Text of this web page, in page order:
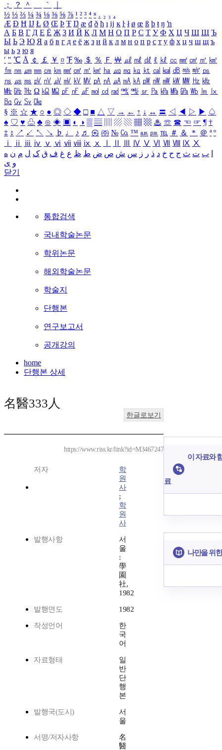
；
？ ＾ ｀
½ ⅓ ⅔ ¼ ¾ ⅛ ⅜ ⅝ ⅞ ¹ ² ³ ⁴ ⁿ ₁ ₂ ₃ ₄
Æ Ð Ħ Ĳ Ł Ø Œ Þ Ŧ Ŋ æ đ ð ħ ı ĳ ĸ ŀ ł ø œ ß þ ŧ ŋ ŉ
А Б В Г Д Е Ё Ж З И Й К Л М Н О П Р С Т У Ф Х Ц Ч Ш Щ Ъ
Ы Ь Э Ю Я а б в г д е ё ж з и й к л м н о п р с т у ф х ц ч ш щ ъ
ы ь э ю я
′ ″ ℃ Å ￠ ￡ ￥ ¤ ℉ ‰ ＄ ％ Ｆ ￦ ㎕ ㎖ ㎗ ℓ ㎘ ㏄ ㎣ ㎤ ㎥ ㎦
㎙ ㎚ ㎛ ㎜ ㎝ ㎞ ㎟ ㎠ ㎡ ㎢ ㏊ ㎍ ㎎ ㎏ ㏏ ㎈ ㎉ ㏈ ㎧ ㎨ ㎰
㎱ ㎲ ㎳ ㎴ ㎵ ㎶ ㎷ ㎸ ㎹ ㎀ ㎁ ㎂ ㎃ ㎄ ㎺ ㎻ ㎽ ㎾ ㎿ ㎐ ㎑
㎒ ㎓ ㎔ Ω ㏀ ㏁ ㎊ ㎋ ㎌ ㏖ ㏅ ㎭ ㎮ ㎯ ㏛ ㎩ ㎪ ㎫ ㎬ ㏝ ㏐
㏓
㏃ ㏉ ㏜ ㏆
§ ※ ☆ ★ ○ ● ◎ ◇ ◆ □ ■ △ ▽ → ← ↑ ↓ ↔ 〓 ◁ ◀ ▷ ▶ ♤
♠ ♡ ♥ ♧ ♣ ⊙ ◈ ▣ ◐ ◑ ▒ ▤ ▨ ▧ ▦ ▩ ♨ ☏ ☎ ☜ ☞ ¶ †
‡ ↕ ↗ ↙ ↖ ↘ ♭ ♩ ♪ ♬ ㉿ ㈜ № ㏇ ™ ㏂ ㏘ ℡ ＃ ＆ ＊ ＠ ª º
ⅰ
ⅱ ⅲ ⅳ ⅴ ⅵ ⅶ ⅷ ⅸ ⅹ Ⅳ Ⅴ Ⅵ Ⅶ Ⅷ Ⅸ Ⅹ
ب ت ث ج ح خ د ذ ر ز س ش ص ض ط ظ ع غ ف ق ک ل م ن ه
و ی
닫기
통합검색
국내학술논문
학위논문
해외학술논문
학술지
단행본
연구보고서
공개강의
home
단행본 상세
名醫333人
한글로보기
https://www.riss.kr/link?id=M3467247
저자
학
원
사
;
학
원
사
발행사항
서
울
:
學
園
社,
1982
발행연도 1982
작성언어
한
국
어
자료형태
일
반
단
행
본
발행국(도시)
서
울
서명/저자사항
名
醫
이 자료와
료
나만을 위